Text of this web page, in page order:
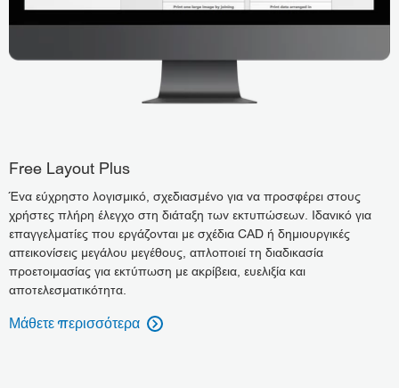
Free Layout Plus
Ένα εύχρηστο λογισμικό, σχεδιασμένο για να προσφέρει στους
χρήστες πλήρη έλεγχο στη διάταξη των εκτυπώσεων. Ιδανικό για
επαγγελματίες που εργάζονται με σχέδια CAD ή δημιουργικές
απεικονίσεις μεγάλου μεγέθους, απλοποιεί τη διαδικασία
προετοιμασίας για εκτύπωση με ακρίβεια, ευελιξία και
αποτελεσματικότητα.
Μάθετε περισσότερα
